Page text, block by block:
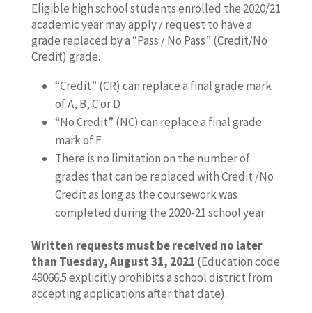
Eligible high school students enrolled the 2020/21
academic year may apply / request to have a
grade replaced by a “Pass / No Pass” (Credit/No
Credit) grade.
“Credit” (CR) can replace a final grade mark
of A, B, C or D
“No Credit” (NC) can replace a final grade
mark of F
There is no limitation on the number of
grades that can be replaced with Credit /No
Credit as long as the coursework was
completed during the 2020-21 school year
Written requests must be received no later
than Tuesday, August 31, 2021 (Education code
49066.5 explicitly prohibits a school district from
accepting applications after that date).